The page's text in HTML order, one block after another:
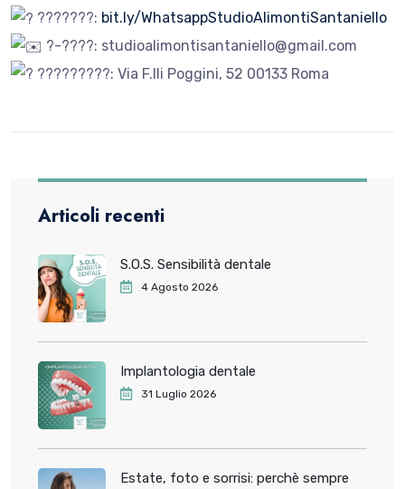
???????: bit.ly/WhatsappStudioAlimontiSantaniello
?-????: studioalimontisantaniello@gmail.com
?????????: Via F.lli Poggini, 52 00133 Roma
Articoli recenti
S.O.S. Sensibilità dentale
4 Agosto 2026
Implantologia dentale
31 Luglio 2026
Estate, foto e sorrisi: perchè sempre